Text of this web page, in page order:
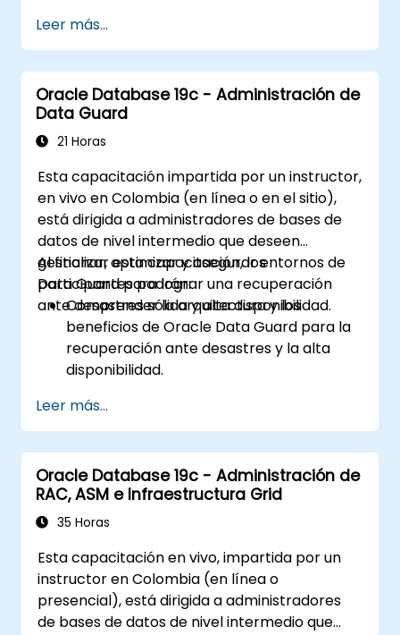
instalación de Oracle Database 19c y
Oracle Grid Infrastructure, incluyendo la
configuración de redes, almacenamiento
y ajustes de seguridad.
Aprender el proceso completo de
actualización a Oracle Database 19c,
actualización hasta la validación
posterior.
Desarrollar habilidades de resolución de
problemas para manejar incidencias
comunes durante la instalación y la
actualización.
Aplicar las mejores prácticas para la
instalación y actualización de Oracle
Database, garantizando un despliegue
fluido y exitoso.
Leer más...
Oracle Database 19c - Administración de
Data Guard
21 Horas
Esta capacitación impartida por un instructor,
en vivo en Colombia (en línea o en el sitio),
está dirigida a administradores de bases de
datos de nivel intermedio que deseen
gestionar, optimizar y asegurar entornos de
Data Guard para lograr una recuperación
ante desastres sólida y alta disponibilidad.
Al finalizar esta capacitación, los
participantes podrán:
Comprender la arquitectura y los
beneficios de Oracle Data Guard para la
recuperación ante desastres y la alta
disponibilidad.
configuración y administración de bases
de datos de reserva físicas y lógicas,
incluido el broker de Data Guard.
Desarrollar habilidades prácticas en la
supervisión, resolución de problemas y
optimización de entornos de Data Guard
Aprender sobre funciones avanzadas
como Active Data Guard, Data Guard con
RAC y la protección de las
comunicaciones de Data Guard.
Leer más...
Oracle Database 19c - Administración de
RAC, ASM e Infraestructura Grid
35 Horas
Esta capacitación en vivo, impartida por un
instructor en Colombia (en línea o
presencial), está dirigida a administradores
de bases de datos de nivel intermedio que